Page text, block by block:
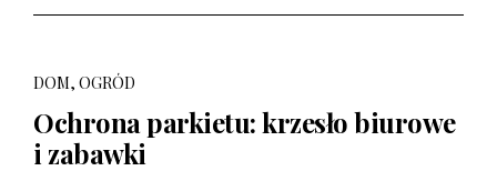
DOM, OGRÓD
Ochrona parkietu: krzesło biurowe
i zabawki